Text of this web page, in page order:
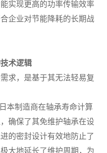
实现更高的功率传输效率
企业对节能降耗的长期战
术逻辑
求，是基于其无法轻易复
本制造商在轴承寿命计算
确保了其免维护轴承在设
的密封设计有效地防止了
大地延长了维护周期，为